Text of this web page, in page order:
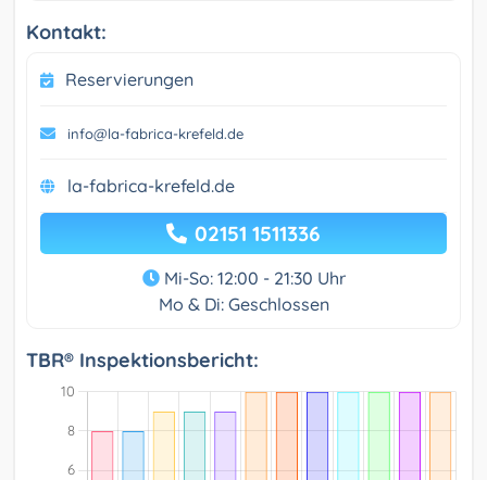
Kontakt:
Reservierungen
info@la-fabrica-krefeld.de
la-fabrica-krefeld.de
02151 1511336
Mi-So: 12:00 - 21:30 Uhr
Mo & Di: Geschlossen
TBR® Inspektionsbericht: